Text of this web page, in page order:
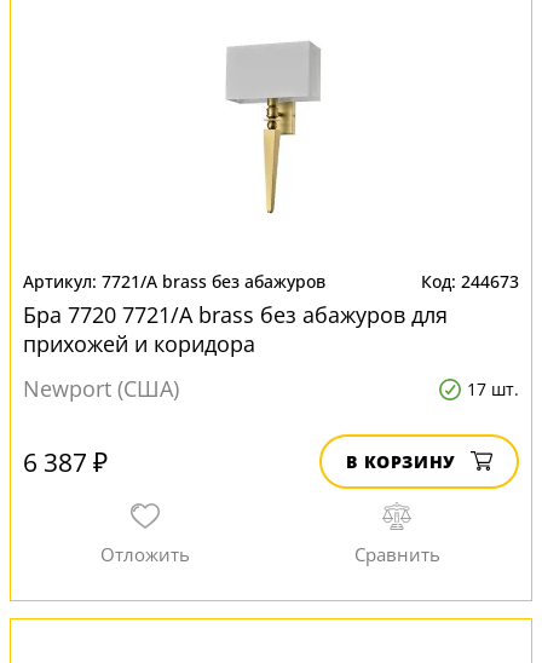
7721/A brass без абажуров 244673
Бра 7720 7721/A brass без абажуров для
прихожей и коридора
Newport (США)
17 шт.
6 387 ₽ В КОРЗИНУ